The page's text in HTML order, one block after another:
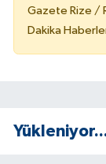
Gazete Rize /
Dakika